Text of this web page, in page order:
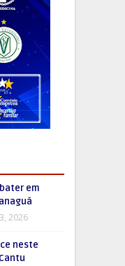
em
2026
neste